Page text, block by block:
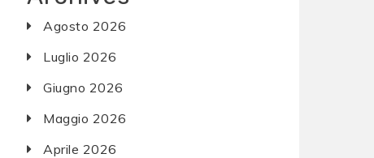
Agosto 2026
Luglio 2026
Giugno 2026
Maggio 2026
Aprile 2026